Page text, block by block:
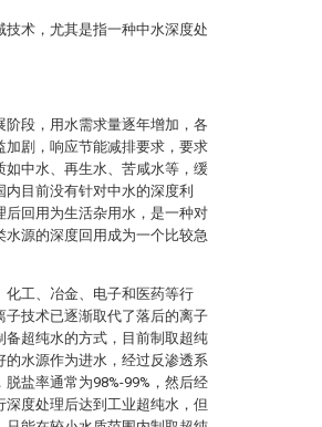
术，尤其是指一种中水深度处
段，用水需求量逐年增加，各
加剧，响应节能减排要求，要求
如中水、再生水、苦咸水等，缓
目前没有针对中水的深度利
后回用为生活杂用水，是一种对
水源的深度回用成为一个比较急
化工、冶金、电子和医药等行
子技术已逐渐取代了落后的离子
备超纯水的方式，目前制取超纯
的水源作为进水，经过反渗透系
盐率通常为98%-99%，然后经
度处理后达到工业超纯水，但